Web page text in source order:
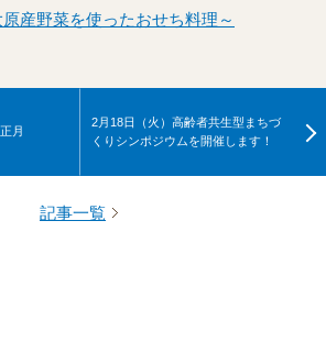
産野菜を使ったおせち料理～
月
2月18日（火）高齢者共生型まちづ
くりシンポジウムを開催します！
記事一覧